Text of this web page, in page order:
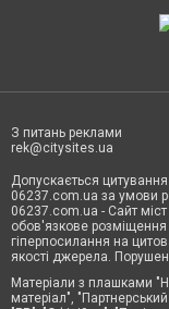
З питань реклами
rek@citysites.ua
Допускається
06237.com.ua за умови
06237.com.ua - Сайт
обов'язкове
гіперпосилання на
якості джерела.
Матеріали з плашками
матеріал",